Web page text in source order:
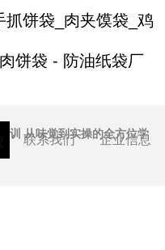
饼袋_肉夹馍袋_鸡
饼袋 - 防油纸袋厂
联系我们 企业信息
训 从味觉到实操的全方位学